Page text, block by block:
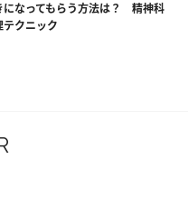
になってもらう方法は？ 精神科
クニック